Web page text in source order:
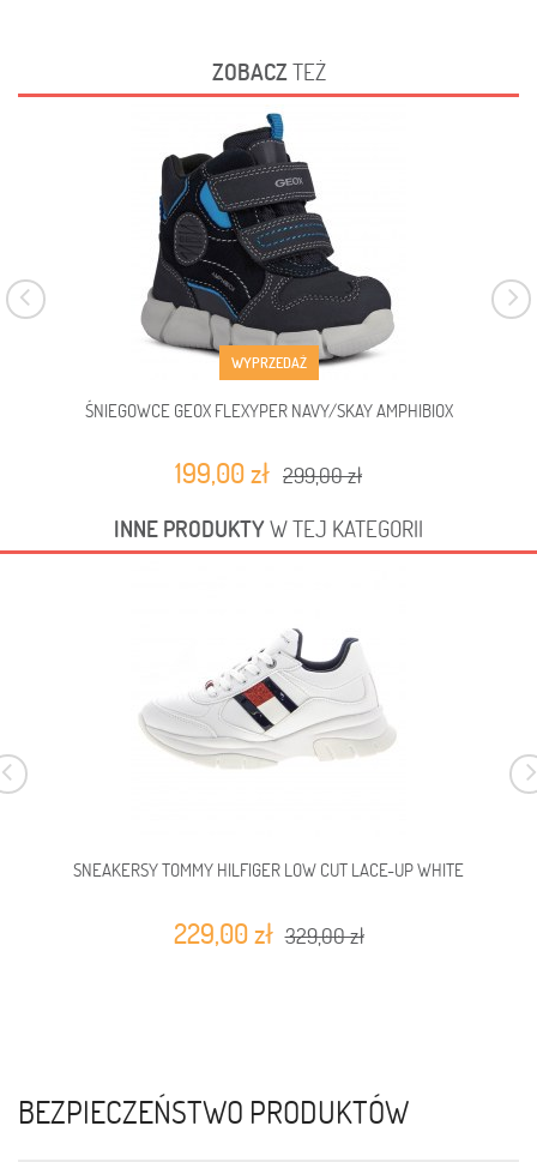
ZOBACZTEŻ
WYPRZEDAŻ
ŚNIEGOWCE GEOX FLEXYPER NAVY/SKAY AMPHIBIOX
199,00 zł 299,00 zł
INNE PRODUKTYW TEJ KATEGORII
SNEAKERSY TOMMY HILFIGER LOW CUT LACE-UP WHITE
229,00 zł 329,00 zł
BEZPIECZEŃSTWO PRODUKTÓW